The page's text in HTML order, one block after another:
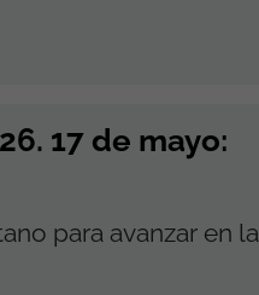
17 de mayo:
para avanzar en la